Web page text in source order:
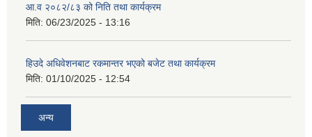
आ.व २०८२/८३ को निति तथा कार्यक्रम
मिति: 06/23/2025 - 13:16
हिउदे अधिवेशनबाट रकमान्तर भएको बजेट तथा कार्यक्रम
मिति: 01/10/2025 - 12:54
अन्य